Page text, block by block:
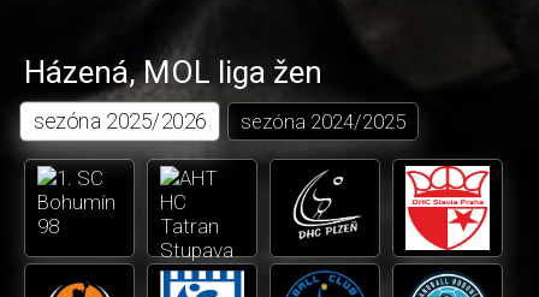
Házená,MOL liga žen
sezóna 2025/2026 sezóna 2024/2025